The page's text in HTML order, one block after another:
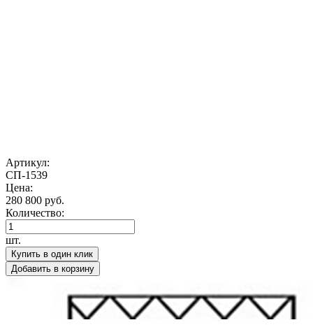
Артикул:
СП-1539
Цена:
280 800 руб.
Количество:
шт.
Купить в один клик
Добавить в корзину